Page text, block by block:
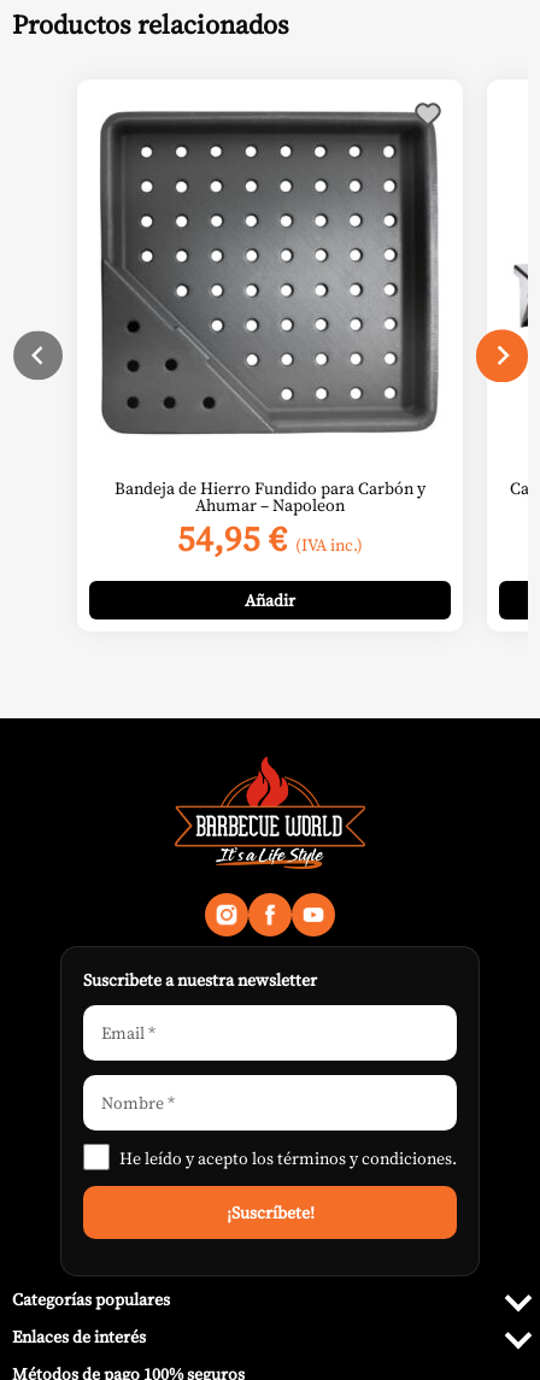
Productos relacionados
Bandeja de Hierro Fundido para Carbón y
Ahumar – Napoleon
54,95€ (IVA inc.)
Añadir
Suscribete a nuestra newsletter
He leído y acepto lostérminos y condiciones.
Categorías populares
Enlaces de interés
Métodos de pago 100% seguros